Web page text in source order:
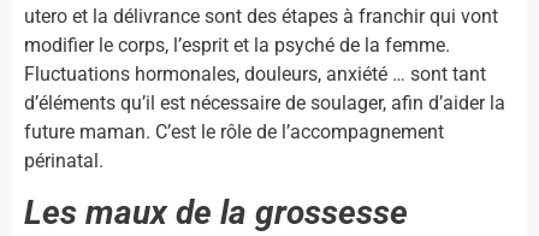
utero et la délivrance sont des étapes à franchir qui vont
modifier le corps, l’esprit et la psyché de la femme.
Fluctuations hormonales, douleurs, anxiété … sont tant
d’éléments qu’il est nécessaire de soulager, afin d’aider la
future maman. C’est le rôle de l’accompagnement
périnatal.
Les maux de la grossesse